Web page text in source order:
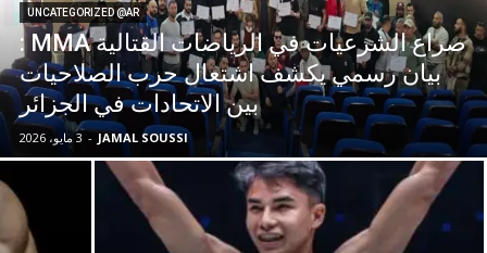
UNCATEGORIZED @AR
صراع الشرعيات في الرياضات القتالية MMA :
بيان رسمي يكشف اشتعال حرب الصلاحيات
بين الاتحادات في الجزائر
JAMAL SOUSSI
- 3 مايو، 2026